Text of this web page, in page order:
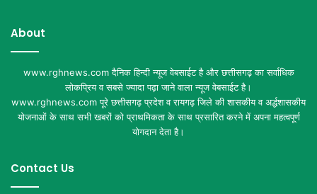
About
www.rghnews.com दैनिक हिन्दी न्यूज वेबसाईट है और छत्तीसगढ़ का सर्वाधिक
लोकप्रिय व सबसे ज्यादा पढ़ा जाने वाला न्यूज वेबसाईट है।
www.rghnews.com पूरे छत्तीसगढ़ प्रदेश व रायगढ़ जिले की शासकीय व अर्द्धशासकीय
योजनाओं के साथ सभी खबरों को प्राथमिकता के साथ प्रसारित करने में अपना महत्वपूर्ण
योगदान देता है।
Contact Us